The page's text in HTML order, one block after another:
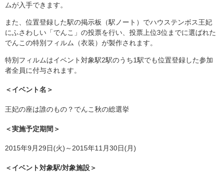
ムが入手できます。
また、位置登録した駅の掲示板（駅ノート）でハウステンボス王妃
にふさわしい「でんこ」の投票を行い、投票上位3位までに選ばれた
でんこの特別フィルム（衣装）が製作されます。
特別フィルムはイベント対象駅2駅のうち1駅でも位置登録した参加
者全員に付与されます。
＜イベント名＞
王妃の座は誰のもの？でんこ秋の総選挙
＜実施予定期間＞
2015年9月29日(火)～2015年11月30日(月)
＜イベント対象駅/対象施設＞